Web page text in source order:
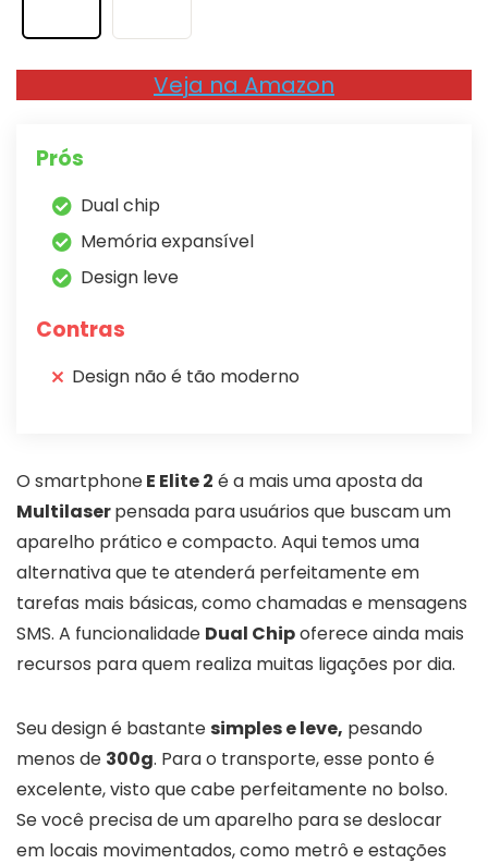
Veja na Amazon
Prós
Dual chip
Memória expansível
Design leve
Contras
Design não é tão moderno
O smartphoneE Elite 2 é a mais uma aposta da
Multilaserpensada para usuários que buscam um
aparelho prático e compacto. Aqui temos uma
alternativa que te atenderá perfeitamente em
tarefas mais básicas, como chamadas e mensagens
SMS. A funcionalidade Dual Chipoferece ainda mais
recursos para quem realiza muitas ligações por dia.
Seu design é bastantesimples e leve, pesando
menos de 300g. Para o transporte, esse ponto é
excelente, visto que cabe perfeitamente no bolso.
Se você precisa de um aparelho para se deslocar
em locais movimentados, como metrô e estações